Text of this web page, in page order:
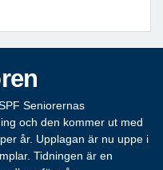
Seniorernas
och den kommer ut med
år. Upplagan är nu uppe i
Tidningen är en